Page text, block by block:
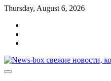
Перейти
содержимому
Thursday, August 6, 2026